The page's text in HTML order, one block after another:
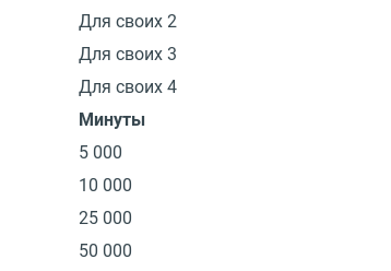
Для своих 2
Для своих 3
Для своих 4
Минуты
5 000
10 000
25 000
50 000